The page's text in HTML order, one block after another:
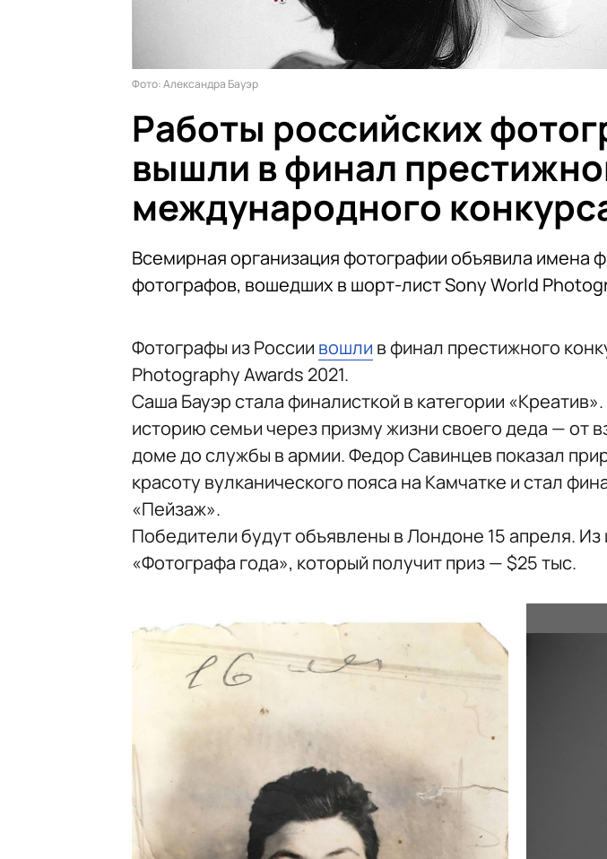
Фото: Александра Бауэр
Работы российских
вышли в финал
международного
Всемирная организация фотографии объявила имена
фотографов, вошедших в шорт-лист Sony World
Фотографы из России вошли в финал престижного
Photography Awards 2021.
Саша Бауэр стала финалисткой в категории
историю семьи через призму жизни своего деда — от
доме до службы в армии. Федор Савинцев показал
красоту вулканического пояса на Камчатке и стал
«Пейзаж».
Победители будут объявлены в Лондоне 15 апреля. Из
«Фотографа года», который получит приз — $25 тыс.